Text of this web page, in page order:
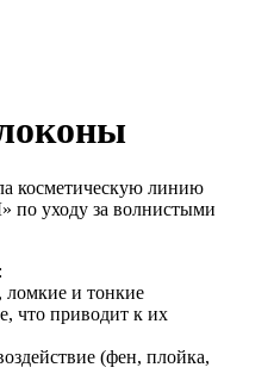
косметическую линию
уходу за волнистыми
ломкие и тонкие
что приводит к их
(фен, плойка,